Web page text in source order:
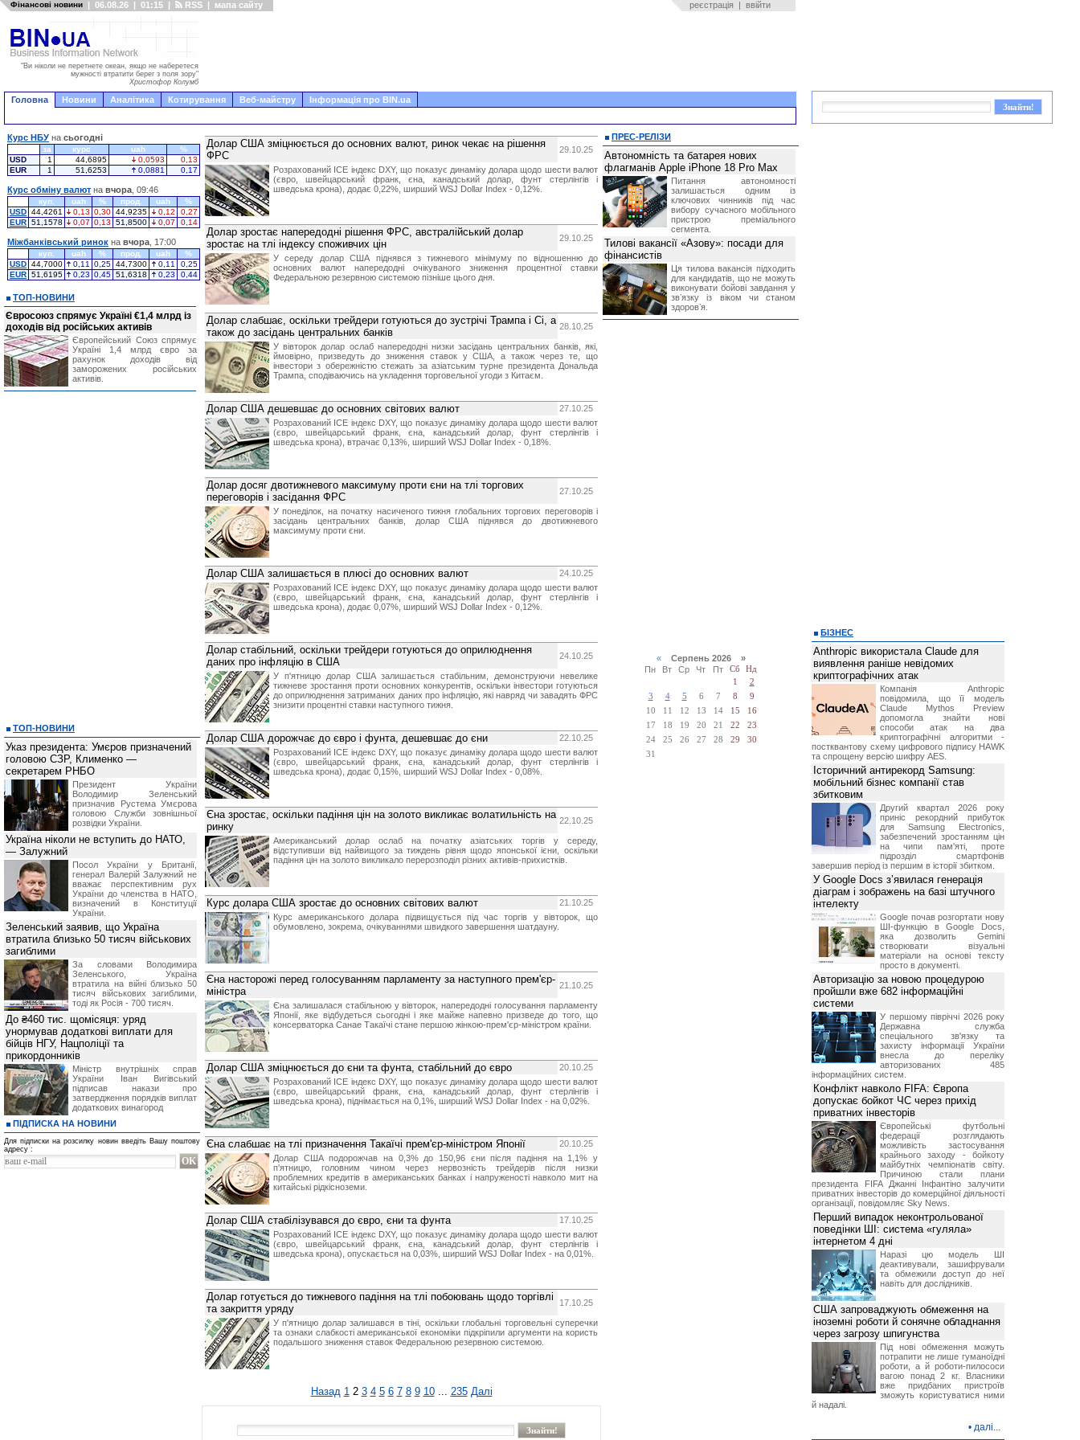
Фінансові новини | 06.08.26 | 01:15 | RSS | мапа сайту реєстрація | ввійти
"Ви ніколи не перетнете океан, якщо не наберетеся
мужності втратити берег з поля зору"
Христофор Колумб
Головна Новини Аналітика Котирування Веб-майстру Інформація про BIN.ua
Долар США зміцнюється до основних валют, ринок чекає на рішення
ФРС
29.10.25
Розрахований ICE індекс DXY, що показує динаміку долара щодо шести валют
(євро, швейцарський франк, єна, канадський долар, фунт стерлінгів і
шведська крона), додає 0,22%, ширший WSJ Dollar Index - 0,12%.
Долар зростає напередодні рішення ФРС, австралійський долар
зростає на тлі індексу споживчих цін
29.10.25
У середу долар США піднявся з тижневого мінімуму по відношенню до
основних валют напередодні очікуваного зниження процентної ставки
Федеральною резервною системою пізніше цього дня.
Долар слабшає, оскільки трейдери готуються до зустрічі Трампа і Сі, а
також до засідань центральних банків
28.10.25
У вівторок долар ослаб напередодні низки засідань центральних банків, які,
ймовірно, призведуть до зниження ставок у США, а також через те, що
інвестори з обережністю стежать за азіатським турне президента Дональда
Трампа, сподіваючись на укладення торговельної угоди з Китаєм.
Долар США дешевшає до основних світових валют
27.10.25
Розрахований ICE індекс DXY, що показує динаміку долара щодо шести валют
(євро, швейцарський франк, єна, канадський долар, фунт стерлінгів і
шведська крона), втрачає 0,13%, ширший WSJ Dollar Index - 0,18%.
Долар досяг двотижневого максимуму проти єни на тлі торгових
переговорів і засідання ФРС
27.10.25
У понеділок, на початку насиченого тижня глобальних торгових переговорів і
засідань центральних банків, долар США піднявся до двотижневого
максимуму проти єни.
Долар США залишається в плюсі до основних валют
24.10.25
Розрахований ICE індекс DXY, що показує динаміку долара щодо шести валют
(євро, швейцарський франк, єна, канадський долар, фунт стерлінгів і
шведська крона), додає 0,07%, ширший WSJ Dollar Index - 0,12%.
Долар стабільний, оскільки трейдери готуються до оприлюднення
даних про інфляцію в США
24.10.25
У п'ятницю долар США залишається стабільним, демонструючи невелике
тижневе зростання проти основних конкурентів, оскільки інвестори готуються
до оприлюднення затриманих даних про інфляцію, які навряд чи завадять ФРС
знизити процентні ставки наступного тижня.
Долар США дорожчає до євро і фунта, дешевшає до єни
22.10.25
Розрахований ICE індекс DXY, що показує динаміку долара щодо шести валют
(євро, швейцарський франк, єна, канадський долар, фунт стерлінгів і
шведська крона), додає 0,15%, ширший WSJ Dollar Index - 0,08%.
Єна зростає, оскільки падіння цін на золото викликає волатильність на
ринку
22.10.25
Американський долар ослаб на початку азіатських торгів у середу,
відступивши від найвищого за тиждень рівня щодо японської ієни, оскільки
падіння цін на золото викликало перерозподіл різних активів-прихистків.
Курс долара США зростає до основних світових валют
21.10.25
Курс американського долара підвищується під час торгів у вівторок, що
обумовлено, зокрема, очікуваннями швидкого завершення шатдауну.
Єна насторожі перед голосуванням парламенту за наступного прем'єр-
міністра
21.10.25
Єна залишалася стабільною у вівторок, напередодні голосування парламенту
Японії, яке відбудеться сьогодні і яке майже напевно призведе до того, що
консерваторка Санае Такаїчі стане першою жінкою-прем'єр-міністром країни.
Долар США зміцнюється до єни та фунта, стабільний до євро
20.10.25
Розрахований ICE індекс DXY, що показує динаміку долара щодо шести валют
(євро, швейцарський франк, єна, канадський долар, фунт стерлінгів і
шведська крона), піднімається на 0,1%, ширший WSJ Dollar Index - на 0,02%.
Єна слабшає на тлі призначення Такаїчі прем'єр-міністром Японії
20.10.25
Долар США подорожчав на 0,3% до 150,96 єни після падіння на 1,1% у
п'ятницю, головним чином через нервозність трейдерів після низки
проблемних кредитів в американських банках і напруженості навколо мит на
китайські рідкісноземи.
Долар США стабілізувався до євро, єни та фунта
17.10.25
Розрахований ICE індекс DXY, що показує динаміку долара щодо шести валют
(євро, швейцарський франк, єна, канадський долар, фунт стерлінгів і
шведська крона), опускається на 0,03%, ширший WSJ Dollar Index - на 0,01%.
Долар готується до тижневого падіння на тлі побоювань щодо торгівлі
та закриття уряду
17.10.25
У п'ятницю долар залишався в тіні, оскільки глобальні торговельні суперечки
та ознаки слабкості американської економіки підкріпили аргументи на користь
подальшого зниження ставок Федеральною резервною системою.
Назад 1 2 3 4 5 6 7 8 9 10... 235 Далі
Курс НБУ на сьогодні
за курс uah
%
USD
1 44,6895 0,0593
0,13
EUR
1 51,6253 0,0881 0,17
Курс обміну валют на вчора , 09:46
куп. uah % прод. uah
%
USD 44,4261 0,13 0,30 44,9235 0,12
0,27
EUR 51,1578 0,07 0,13 51,8500 0,07 0,14
Міжбанківський ринок на вчора , 17:00
куп. uah % прод. uah
%
USD 44,7000 0,11 0,25 44,7300 0,11
0,25
EUR 51,6195 0,23 0,45 51,6318 0,23 0,44
ТОП-НОВИНИ
Євросоюз спрямує Україні €1,4 млрд із
доходів від російських активів
Європейський Союз спрямує
Україні 1,4 млрд євро за
рахунок доходів від
заморожених російських
активів.
ТОП-НОВИНИ
Указ президента: Умєров призначений
головою СЗР, Клименко —
секретарем РНБО
Президент України
Володимир Зеленський
призначив Pустема Умєрова
головою Служби зовнішньої
розвідки України.
Україна ніколи не вступить до НАТО,
— Залужний
Посол України у Британії,
генерал Валерій Залужний не
вважає перспективним рух
України до членства в НАТО,
визначений в Конституції
України.
Зеленський заявив, що Україна
втратила близько 50 тисяч військових
загиблими
За словами Володимира
Зеленського, Україна
втратила на війні близько 50
тисяч військових загиблими,
тоді як Росія - 700 тисяч.
До ₴460 тис. щомісяця: уряд
унормував додаткові виплати для
бійців НГУ, Нацполіції та
прикордонників
Міністр внутрішніх справ
України Іван Вигівський
підписав накази про
затвердження порядків виплат
додаткових винагород
ПІДПИСКА НА НОВИНИ
Для підписки на розсилку новин введіть Вашу поштову
адресу :
ПРЕС-РЕЛІЗИ
Автономність та батарея нових
флагманів Apple iPhone 18 Pro Max
Питання автономності
залишається одним із
ключових чинників під час
вибору сучасного мобільного
пристрою преміального
сегмента.
Тилові вакансії «Азову»: посади для
фінансистів
Ця тилова вакансія підходить
для кандидатів, що не можуть
виконувати бойові завдання у
звʼязку із віком чи станом
здоровʼя.
«Серпень 2026 »
Пн
Вт Ср Чт Пт Сб
Нд
1
2
3
4 5 6 7 8
9
10
11 12 13 14 15
16
17
18 19 20 21 22
23
24
25 26 27 28 29
30
31
БІЗНЕС
Anthropic використала Claude для
виявлення раніше невідомих
криптографічних атак
Компанія Anthropic
повідомила, що її модель
Claude Mythos Preview
допомогла знайти нові
способи атак на два
криптографічні алгоритми -
постквантову схему цифрового підпису HAWK
та спрощену версію шифру AES.
Історичний антирекорд Samsung:
мобільний бізнес компанії став
збитковим
Другий квартал 2026 року
приніс рекордний прибуток
для Samsung Electronics,
забезпечений зростанням цін
на чипи пам'яті, проте
підрозділ смартфонів
завершив період із першим в історії збитком.
У Google Docs з’явилася генерація
діаграм і зображень на базі штучного
інтелекту
Google почав розгортати нову
ШІ-функцію в Google Docs,
яка дозволить Gemini
створювати візуальні
матеріали на основі тексту
просто в документі.
Авторизацію за новою процедурою
пройшли вже 682 інформаційні
системи
У першому півріччі 2026 року
Державна служба
спеціального зв'язку та
захисту інформації України
внесла до переліку
авторизованих 485
інформаційних систем.
Конфлікт навколо FIFA: Європа
допускає бойкот ЧС через прихід
приватних інвесторів
Європейські футбольні
федерації розглядають
можливість застосування
крайнього заходу - бойкоту
майбутніх чемпіонатів світу.
Причиною стали плани
президента FIFA Джанні Інфантіно залучити
приватних інвесторів до комерційної діяльності
організації, повідомляє Sky News.
Перший випадок неконтрольованої
поведінки ШІ: система «гуляла»
інтернетом 4 дні
Наразі цю модель ШІ
деактивували, зашифрували
та обмежили доступ до неї
навіть для дослідників.
США запроваджують обмеження на
іноземні роботи й сонячне обладнання
через загрозу шпигунства
Під нові обмеження можуть
потрапити не лише гуманоїдні
роботи, а й роботи-пилососи
вагою понад 2 кг. Власники
вже придбаних пристроїв
зможуть користуватися ними
й надалі.
• далі...